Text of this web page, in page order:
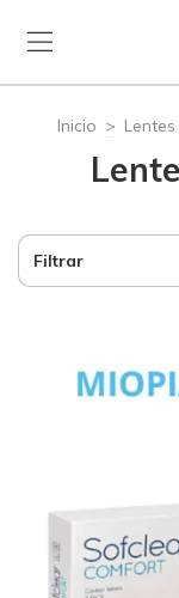
Inicio >
Filtrar